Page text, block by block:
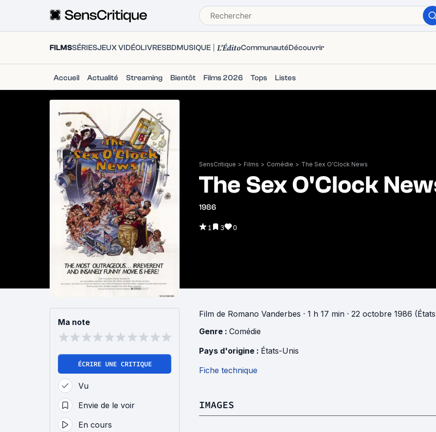
FILMSSÉRIESJEUX VIDÉOLIVRESBDMUSIQUE L'ÉditoCommunautéDécouvrir
Accueil Actualité Streaming Bientôt Films 2026 Tops Listes
SensCritique > Films > Comédie > The Sex O'Clock News
The Sex O'Clock
1986
1 3 0
Ma note
ÉCRIRE UNE CRITIQUE
Vu
Envie de le voir
En cours
Film de Romano Vanderbes · 1 h 17 min · 22 octobre 1986
Genre : Comédie
Pays d'origine : États-Unis
Fiche technique
IMAGES